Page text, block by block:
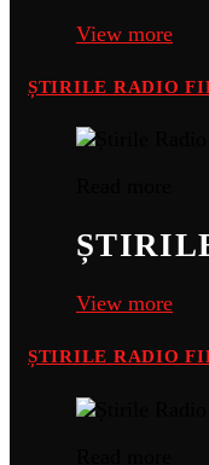
View more
ȘTIRILE RADIO
View more
ȘTIRILE RADIO